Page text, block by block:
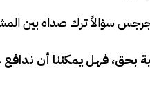
سؤالاً ترك صداه بين
بحق، فهل يمكننا أن